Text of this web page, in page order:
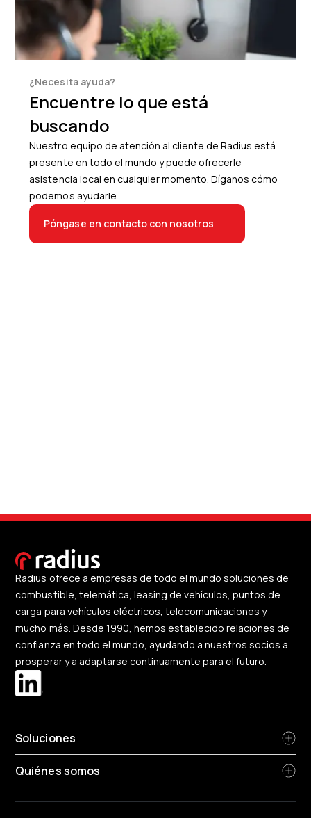
¿Necesita ayuda?
Encuentre lo que está
buscando
Nuestro equipo de atención al cliente de Radius está
presente en todo el mundo y puede ofrecerle
asistencia local en cualquier momento. Díganos cómo
podemos ayudarle.
Póngase en contacto con nosotros
Radius ofrece a empresas de todo el mundo soluciones de
combustible, telemática, leasing de vehículos, puntos de
carga para vehículos eléctricos, telecomunicaciones y
mucho más. Desde 1990, hemos establecido relaciones de
confianza en todo el mundo, ayudando a nuestros socios a
prosperar y a adaptarse continuamente para el futuro.
Soluciones
Quiénes somos